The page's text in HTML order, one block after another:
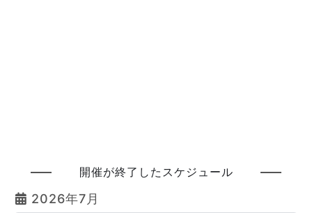
開催が終了したスケジュール
2026年7月